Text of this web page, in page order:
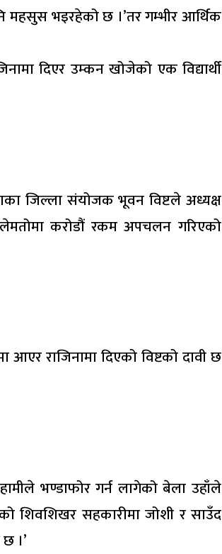
महसुस भइरहेको छ ।’तर गम्भीर आर्थिक
दिएर उम्कन खोजेको एक विद्यार्थी
जिल्ला संयोजक भूवन विष्टले अध्यक्ष
करोडौं रकम अपचलन गरिएको
राजिनामा दिएको विष्टको दावी छ
भण्डाफोर गर्न लागेको बेला उहाँले
शिवशिखर सहकारीमा जोशी र साउँद
।’